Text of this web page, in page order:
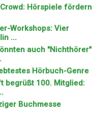
Hörspiele fördern
Workshops: Vier
...
auch "Nichthörer"
Hörbuch-Genre
begrüßt 100. Mitglied:
Buchmesse